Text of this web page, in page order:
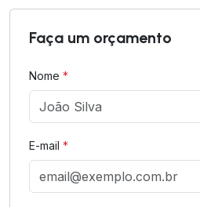
Faça um orçamento
Nome *
E-mail *